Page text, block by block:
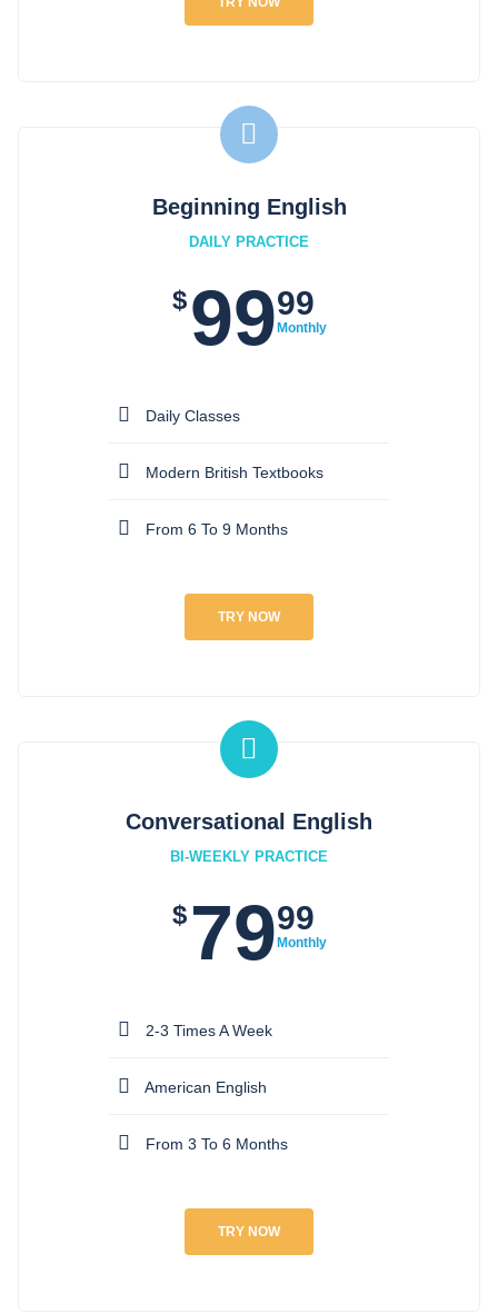
Beginning English
DAILY PRACTICE
$ 9999
Monthly
Daily Classes
Modern British Textbooks
From 6 To 9 Months
TRY NOW
Conversational English
BI-WEEKLY PRACTICE
$ 7999
Monthly
2-3 Times A Week
American English
From 3 To 6 Months
TRY NOW